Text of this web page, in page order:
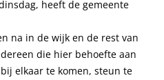
heeft de gemeente
na in de wijk en de rest van
die hier behoefte aan
elkaar te komen, steun te